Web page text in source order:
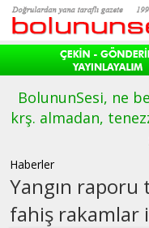
BolununSesi, ne
krş. almadan,
Haberler
Yangın raporu
fahiş rakamlar